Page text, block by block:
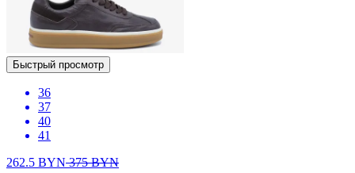
Быстрый просмотр
36
37
40
41
262.5 BYN375BYN